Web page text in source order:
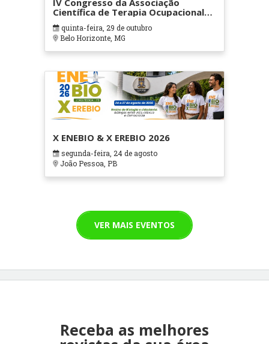
IV Congresso da Associação
Científica de Terapia Ocupacional
em Contextos Hospitalares e
Cuidados Paliativos - ATOHOSP
quinta-feira, 29 de outubro
Belo Horizonte, MG
X ENEBIO & X EREBIO 2026
segunda-feira, 24 de agosto
João Pessoa, PB
VER MAIS EVENTOS
Receba as melhores